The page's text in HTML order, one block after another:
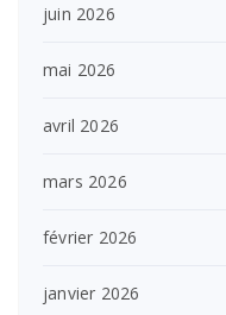
juin 2026
mai 2026
avril 2026
mars 2026
février 2026
janvier 2026